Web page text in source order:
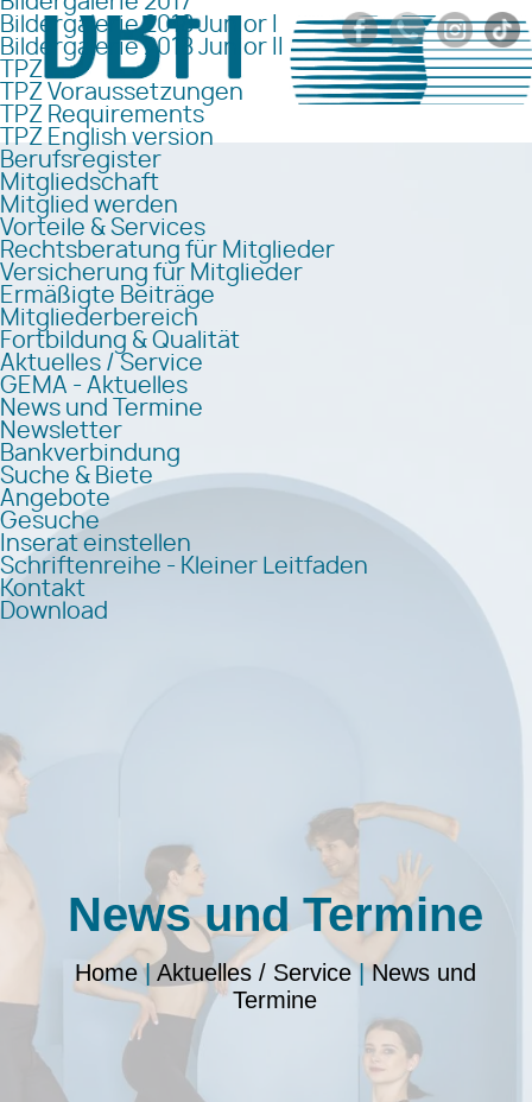
Bildergalerie 2018 Junior I
Bildergalerie 2018 Junior II
TPZ
TPZ Voraussetzungen
TPZ Requirements
TPZ English version
Berufsregister
Mitgliedschaft
Mitglied werden
Vorteile & Services
Rechtsberatung für Mitglieder
Versicherung für Mitglieder
Ermäßigte Beiträge
Mitgliederbereich
Fortbildung & Qualität
Aktuelles / Service
GEMA - Aktuelles
News und Termine
Newsletter
Bankverbindung
Suche & Biete
Angebote
Gesuche
Inserat einstellen
Schriftenreihe - Kleiner Leitfaden
Kontakt
Download
News und Termine
Home|Aktuelles / Service|News und
Termine